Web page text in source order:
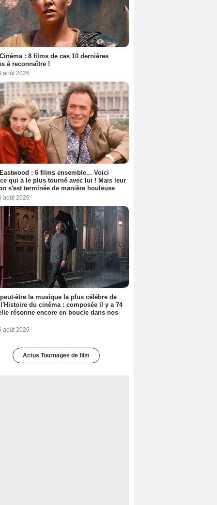
: 8 films de ces 10 dernières
à reconnaître !
août 2026
: 6 films ensemble... Voici
qui a le plus tourné avec lui ! Mais leur
s'est terminée de manière houleuse
août 2026
être la musique la plus célèbre de
du cinéma : composée il y a 74
résonne encore en boucle dans nos
août 2026
Actus Tournages de film